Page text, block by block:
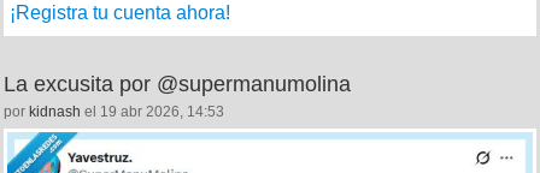
¡Registra tu cuenta ahora!
La excusita por @supermanumolina
por kidnash el 19 abr 2026, 14:53